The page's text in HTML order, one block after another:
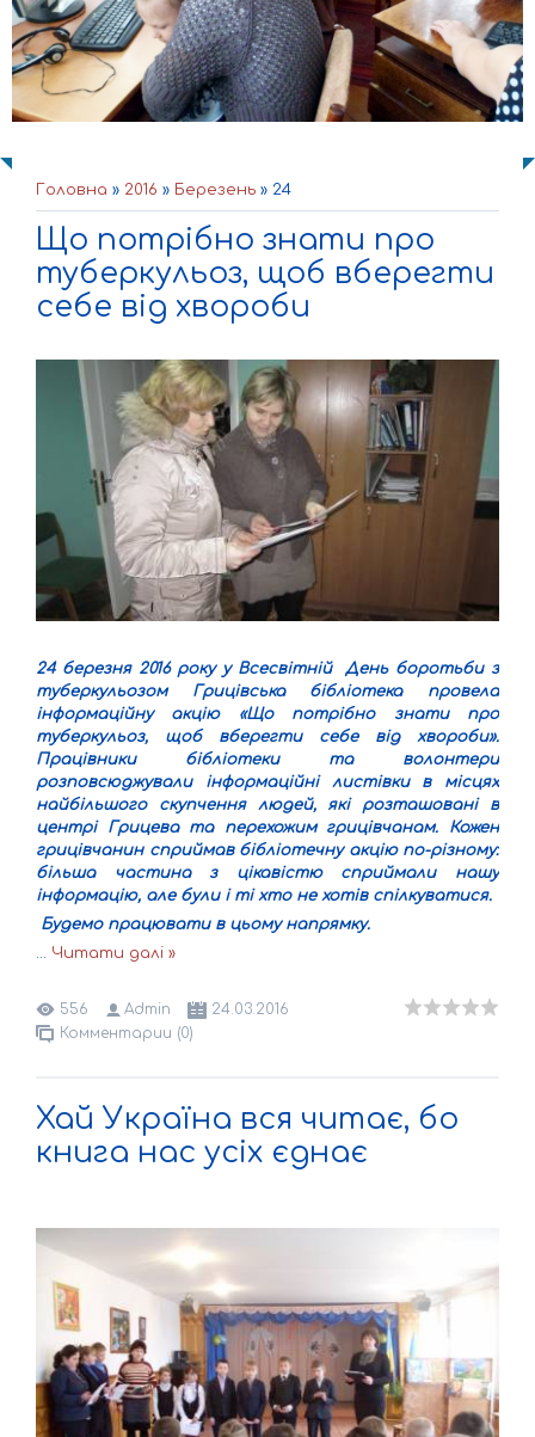
Головна » 2016 » Березень » 24
Що потрібно знати про
туберкульоз, щоб вберегти
себе від хвороби
24 березня 2016 року у Всесвітній День боротьби з
туберкульозом Грицівська бібліотека провела
інформаційну акцію «Що потрібно знати про
туберкульоз, щоб вберегти себе від хвороби».
Працівники бібліотеки та волонтери
розповсюджували інформаційні листівки в місцях
найбільшого скупчення людей, які розташовані в
центрі Грицева та перехожим грицівчанам. Кожен
грицівчанин сприймав бібліотечну акцію по-різному:
більша частина з цікавістю сприймали нашу
інформацію, але були і ті хто не хотів спілкуватися.
Будемо працювати в цьому напрямку.
Читати далі »
556 Admin
24.03.2016
Комментарии (0)
Хай Україна вся читає, бо
книга нас усіх єднає